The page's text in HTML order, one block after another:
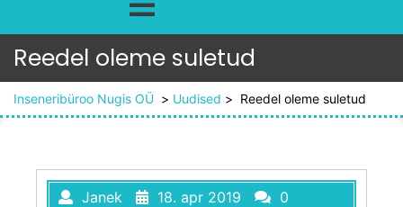
Reedel oleme suletud
Inseneribüroo Nugis OÜ > Uudised > Reedel oleme suletud
Janek 18. apr 2019
0